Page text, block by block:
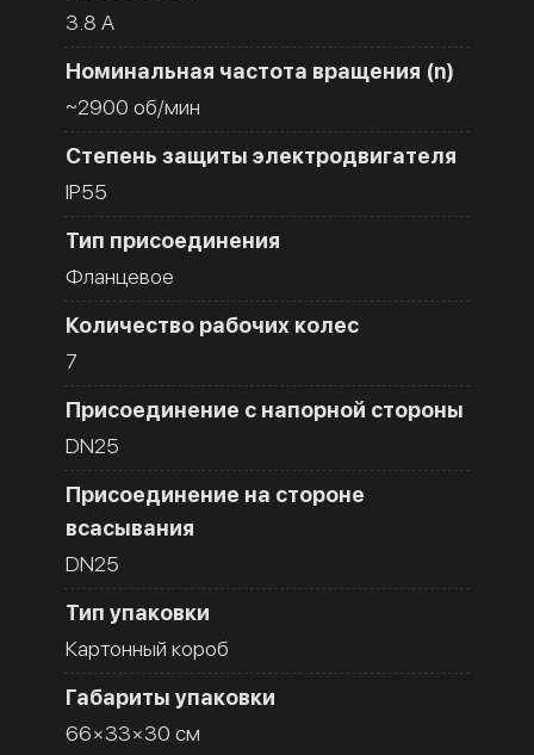
3.8 A
Номинальная частота вращения (n)
~2900 об/мин
Степень защиты электродвигателя
IP55
Тип присоединения
Фланцевое
Количество рабочих колес
7
Присоединение с напорной стороны
DN25
Присоединение на стороне
всасывания
DN25
Тип упаковки
Картонный короб
Габариты упаковки
66×33×30 см